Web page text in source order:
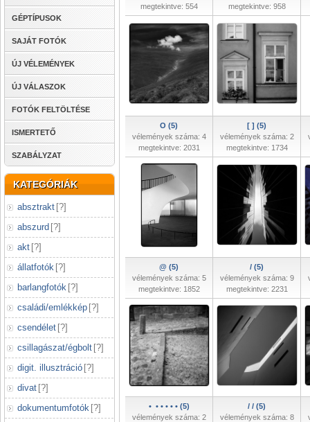
GÉPTÍPUSOK
SAJÁT FOTÓK
ÚJ VÉLEMÉNYEK
ÚJ VÁLASZOK
FOTÓK FELTÖLTÉSE
ISMERTETŐ
SZABÁLYZAT
KATEGÓRIÁK
absztrakt [?]
abszurd [?]
akt [?]
állatfotók [?]
barlangfotók [?]
családi/emlékkép [?]
csendélet [?]
csillagászat/égbolt [?]
digit. illusztráció [?]
divat [?]
dokumentumfotók [?]
megtekintve: 554
megtekintve: 958
O (5)
vélemények száma: 4
megtekintve: 2031
[ ] (5)
vélemények száma: 2
megtekintve: 1734
@ (5)
vélemények száma: 5
megtekintve: 1852
/ (5)
vélemények száma: 9
megtekintve: 2231
• • • • • • (5)
vélemények száma: 2
/ / (5)
vélemények száma: 8